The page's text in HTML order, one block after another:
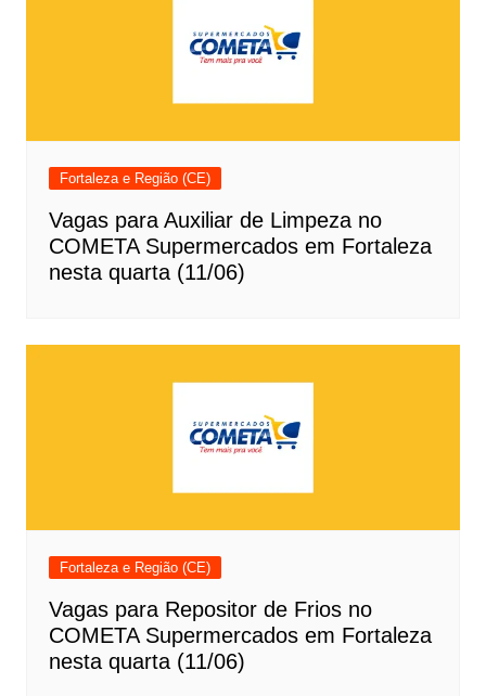
Fortaleza e Região (CE)
Vagas para Auxiliar de Limpeza no
COMETA Supermercados em Fortaleza
nesta quarta (11/06)
Fortaleza e Região (CE)
Vagas para Repositor de Frios no
COMETA Supermercados em Fortaleza
nesta quarta (11/06)